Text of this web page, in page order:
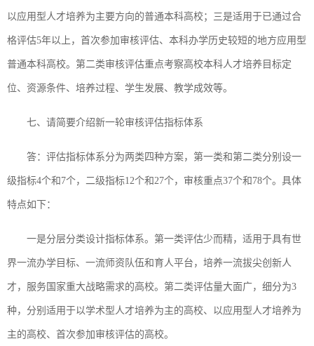
以应用型人才培养为主要方向的普通本科高校；三是适用于已通过合
格评估5年以上，首次参加审核评估、本科办学历史较短的地方应用型
普通本科高校。第二类审核评估重点考察高校本科人才培养目标定
位、资源条件、培养过程、学生发展、教学成效等。
七、请简要介绍新一轮审核评估指标体系
答：评估指标体系分为两类四种方案，第一类和第二类分别设一
级指标4个和7个，二级指标12个和27个，审核重点37个和78个。具体
特点如下：
一是分层分类设计指标体系。第一类评估少而精，适用于具有世
界一流办学目标、一流师资队伍和育人平台，培养一流拔尖创新人
才，服务国家重大战略需求的高校。第二类评估量大面广，细分为3
种，分别适用于以学术型人才培养为主的高校、以应用型人才培养为
主的高校、首次参加审核评估的高校。